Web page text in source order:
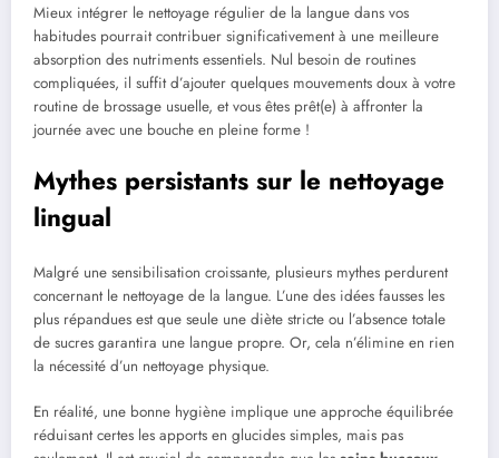
Mieux intégrer le nettoyage régulier de la langue dans vos
habitudes pourrait contribuer significativement à une meilleure
absorption des nutriments essentiels. Nul besoin de routines
compliquées, il suffit d’ajouter quelques mouvements doux à votre
routine de brossage usuelle, et vous êtes prêt(e) à affronter la
journée avec une bouche en pleine forme !
Mythes persistants sur le nettoyage
lingual
Malgré une sensibilisation croissante, plusieurs mythes perdurent
concernant le nettoyage de la langue. L’une des idées fausses les
plus répandues est que seule une diète stricte ou l’absence totale
de sucres garantira une langue propre. Or, cela n’élimine en rien
la nécessité d’un nettoyage physique.
En réalité, une bonne hygiène implique une approche équilibrée
réduisant certes les apports en glucides simples, mais pas